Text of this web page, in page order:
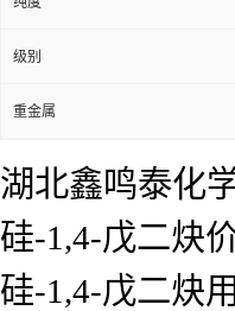
级别
重金属
湖北鑫鸣泰化
硅-1,4-戊二炔
硅-1,4-戊二炔